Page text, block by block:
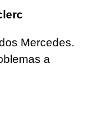
Mercedes.
a